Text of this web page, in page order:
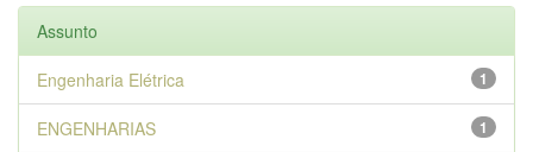
Assunto
1
Engenharia Elétrica
1
ENGENHARIAS